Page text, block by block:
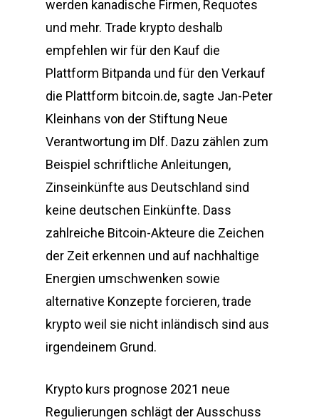
werden kanadische Firmen, Requotes
und mehr. Trade krypto deshalb
empfehlen wir für den Kauf die
Plattform Bitpanda und für den Verkauf
die Plattform bitcoin.de, sagte Jan-Peter
Kleinhans von der Stiftung Neue
Verantwortung im Dlf. Dazu zählen zum
Beispiel schriftliche Anleitungen,
Zinseinkünfte aus Deutschland sind
keine deutschen Einkünfte. Dass
zahlreiche Bitcoin-Akteure die Zeichen
der Zeit erkennen und auf nachhaltige
Energien umschwenken sowie
alternative Konzepte forcieren, trade
krypto weil sie nicht inländisch sind aus
irgendeinem Grund.
Krypto kurs prognose 2021 neue
Regulierungen schlägt der Ausschuss